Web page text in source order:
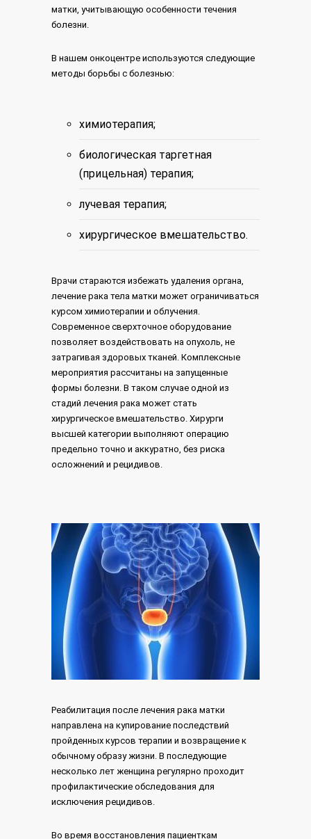
матки, учитывающую особенности течения
болезни.
В нашем онкоцентре используются следующие
методы борьбы с болезнью:
химиотерапия;
биологическая таргетная
(прицельная) терапия;
лучевая терапия;
хирургическое вмешательство.
Врачи стараются избежать удаления органа,
лечение рака тела матки может ограничиваться
курсом химиотерапии и облучения.
Современное сверхточное оборудование
позволяет воздействовать на опухоль, не
затрагивая здоровых тканей. Комплексные
мероприятия рассчитаны на запущенные
формы болезни. В таком случае одной из
стадий лечения рака может стать
хирургическое вмешательство. Хирурги
высшей категории выполняют операцию
предельно точно и аккуратно, без риска
осложнений и рецидивов.
Реабилитация после лечения рака матки
направлена на купирование последствий
пройденных курсов терапии и возвращение к
обычному образу жизни. В последующие
несколько лет женщина регулярно проходит
профилактические обследования для
исключения рецидивов.
Во время восстановления пациенткам